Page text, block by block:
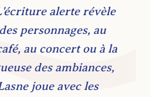
alerte révèle
personnages, au
au concert ou à la
des ambiances,
joue avec les